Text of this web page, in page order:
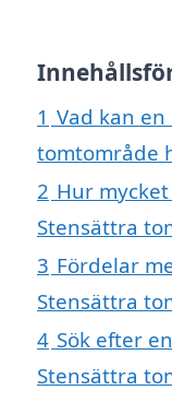
1 Vad kan
tomtområde
2 Hur
Stensättra
3 Fördelar
Stensättra
4 Sök efter
Stensättra